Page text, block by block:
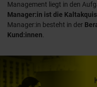
Management liegt in den
Manager:in ist die
Manager:in besteht in der
Kund:innen